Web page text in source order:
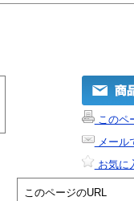
このペ
メール
お気に
このページのURL